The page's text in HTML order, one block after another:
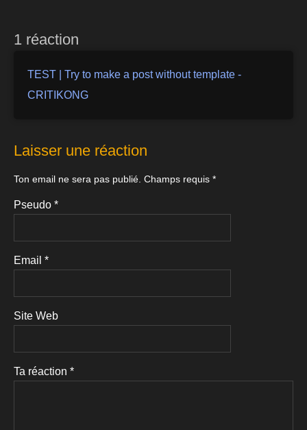
1 réaction
TEST | Try to make a post without template -
CRITIKONG
Laisser une réaction
Ton email ne sera pas publié. Champs requis *
Pseudo *
Email *
Site Web
Ta réaction *